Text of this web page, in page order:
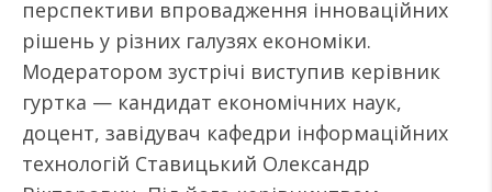
перспективи впровадження інноваційних
рішень у різних галузях економіки.
Модератором зустрічі виступив керівник
гуртка — кандидат економічних наук,
доцент, завідувач кафедри інформаційних
технологій Ставицький Олександр